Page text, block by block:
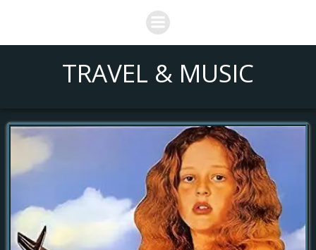
Saltar
al
contenido
TRAVEL & MUSIC